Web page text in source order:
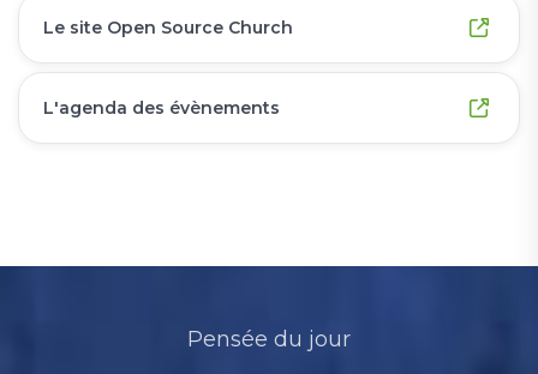
Le site Open Source Church
L'agenda des évènements
Pensée du jour